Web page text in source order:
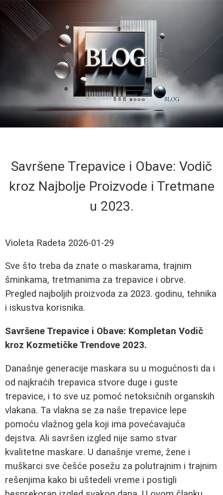
Savršene Trepavice i Obave: Vodič
kroz Najbolje Proizvode i Tretmane
u 2023.
Violeta Radeta 2026-01-29
Sve što treba da znate o maskarama, trajnim
šminkama, tretmanima za trepavice i obrve.
Pregled najboljih proizvoda za 2023. godinu, tehnika
i iskustva korisnika.
Savršene Trepavice i Obave: Kompletan Vodič
kroz Kozmetičke Trendove 2023.
Današnje generacije maskara su u mogućnosti da i
od najkraćih trepavica stvore duge i guste
trepavice, i to sve uz pomoć netoksičnih organskih
vlakana. Ta vlakna se za naše trepavice lepe
pomoću vlažnog gela koji ima povećavajuća
dejstva. Ali savršen izgled nije samo stvar
kvalitetne maskare. U današnje vreme, žene i
muškarci sve češće posežu za polutrajnim i trajnim
rešenjima kako bi uštedeli vreme i postigli